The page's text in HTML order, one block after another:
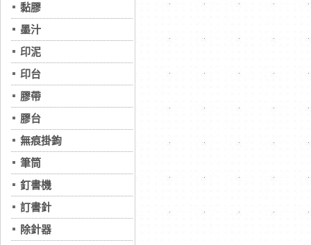
黏膠
墨汁
印泥
印台
膠帶
膠台
無痕掛鉤
筆筒
釘書機
訂書針
除針器